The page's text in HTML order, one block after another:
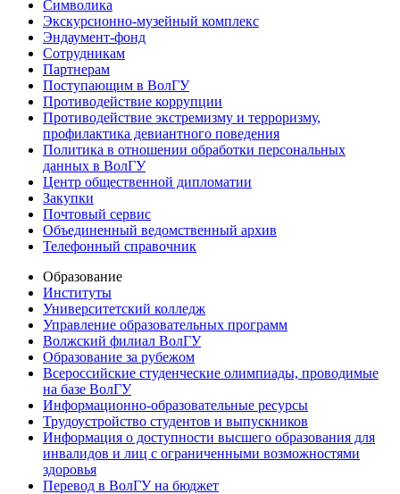
Символика
Экскурсионно-музейный комплекс
Эндаумент-фонд
Сотрудникам
Партнерам
Поступающим в ВолГУ
Противодействие коррупции
Противодействие экстремизму и терроризму,
профилактика девиантного поведения
Политика в отношении обработки персональных
данных в ВолГУ
Центр общественной дипломатии
Закупки
Почтовый сервис
Объединенный ведомственный архив
Телефонный справочник
Образование
Институты
Университетский колледж
Управление образовательных программ
Волжский филиал ВолГУ
Образование за рубежом
Всероссийские студенческие олимпиады, проводимые
на базе ВолГУ
Информационно-образовательные ресурсы
Трудоустройство студентов и выпускников
Информация о доступности высшего образования для
инвалидов и лиц с ограниченными возможностями
здоровья
Перевод в ВолГУ на бюджет